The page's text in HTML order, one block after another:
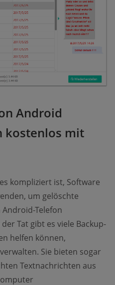
Android
kostenlos mit
kompliziert ist, Software
um gelöschte
Telefon
Tat gibt es viele Backup-
helfen können,
Sie bieten sogar
Textnachrichten aus